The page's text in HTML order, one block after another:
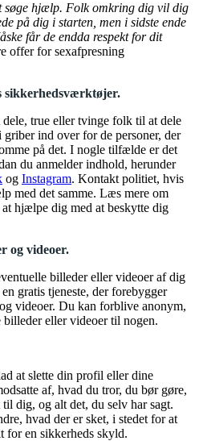
søge hjælp. Folk omkring dig vil dig
på dig i starten, men i sidste ende
får de endda respekt for dit
offer for sexafpresning
sikkerhedsværktøjer.
true eller tvinge folk til at dele
ind over for de personer, der
på det. I nogle tilfælde er det
du anmelder indhold, herunder
og Instagram. Kontakt politiet, hvis
med det samme. Læs mere om
hjælpe dig med at beskytte dig
og videoer.
billeder eller videoer af dig
gratis tjeneste, der forebygger
videoer. Du kan forblive anonym,
eller videoer til nogen.
at slette din profil eller dine
af, hvad du tror, du bør gøre,
dig, og alt det, du selv har sagt.
hvad der er sket, i stedet for at
for en sikkerheds skyld.